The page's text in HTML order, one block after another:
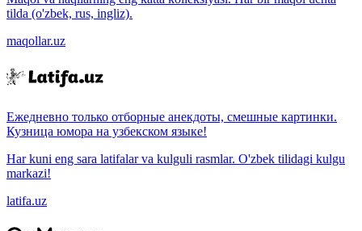
tilda (o'zbek, rus, ingliz).
maqollar.uz
Ежедневно только отборные анекдоты, смешные картинки.
Кузница юмора на узбекском языке!
Har kuni eng sara latifalar va kulguli rasmlar. O'zbek tilidagi kulgu
markazi!
latifa.uz